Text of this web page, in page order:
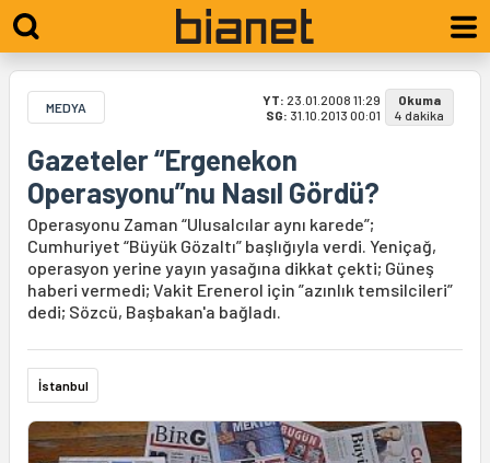
MEDYA YT: 23.01.2008 11:29
SG: 31.10.2013 00:01
Okuma
4 dakika
Gazeteler “Ergenekon
Operasyonu”nu Nasıl Gördü?
Operasyonu Zaman “Ulusalcılar aynı karede”;
Cumhuriyet “Büyük Gözaltı” başlığıyla verdi. Yeniçağ,
operasyon yerine yayın yasağına dikkat çekti; Güneş
haberi vermedi; Vakit Erenerol için ”azınlık temsilcileri”
dedi; Sözcü, Başbakan'a bağladı.
İstanbul